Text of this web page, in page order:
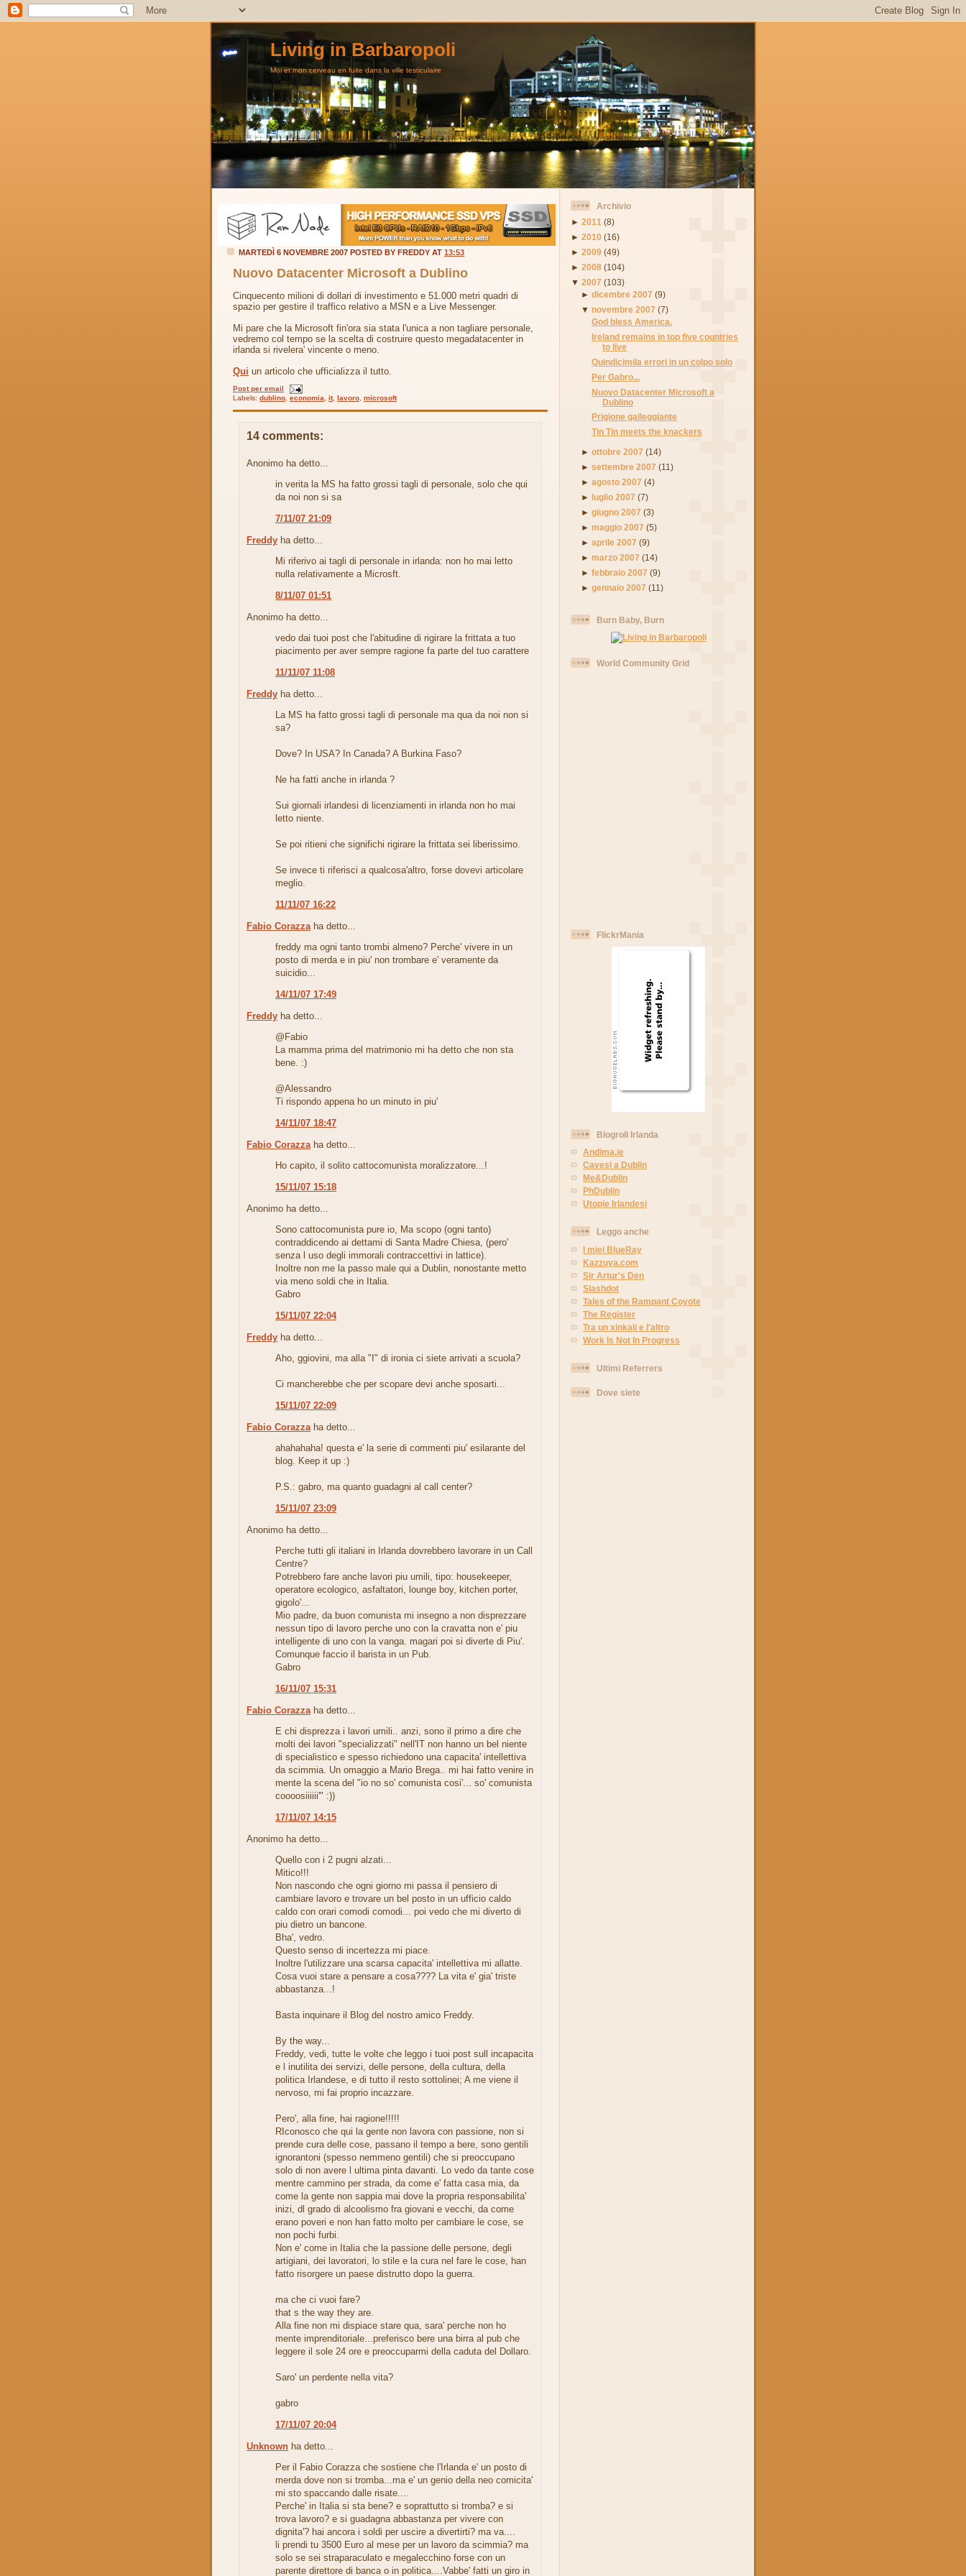
Living in Barbaropoli
Moi et mon cerveau en fuite dans la ville testiculaire
MARTEDÌ 6 NOVEMBRE 2007 POSTED BY FREDDY AT 13:53
Nuovo Datacenter Microsoft a Dublino
Cinquecento milioni di dollari di investimento e 51.000 metri quadri di
spazio per gestire il traffico relativo a MSN e a Live Messenger.
Mi pare che la Microsoft fin'ora sia stata l'unica a non tagliare personale,
vedremo col tempo se la scelta di costruire questo megadatacenter in
irlanda si rivelera' vincente o meno.
Qui un articolo che ufficializza il tutto.
Post per email
Labels: dublino economia it, lavoro microsoft
14 comments:
Anonimo ha detto...
in verita la MS ha fatto grossi tagli di personale, solo che qui
da noi non si sa
7/11/07 21:09
Freddy ha detto...
Mi riferivo ai tagli di personale in irlanda: non ho mai letto
nulla relativamente a Microsft.
8/11/07 01:51
Anonimo ha detto...
vedo dai tuoi post che l'abitudine di rigirare la frittata a tuo
piacimento per aver sempre ragione fa parte del tuo carattere
11/11/07 11:08
Freddy ha detto...
La MS ha fatto grossi tagli di personale ma qua da noi non si
sa?
Dove? In USA? In Canada? A Burkina Faso?
Ne ha fatti anche in irlanda ?
Sui giornali irlandesi di licenziamenti in irlanda non ho mai
letto niente.
Se poi ritieni che significhi rigirare la frittata sei liberissimo.
Se invece ti riferisci a qualcosa'altro, forse dovevi articolare
meglio.
11/11/07 16:22
Fabio Corazza ha detto...
freddy ma ogni tanto trombi almeno? Perche' vivere in un
posto di merda e in piu' non trombare e' veramente da
suicidio...
14/11/07 17:49
Freddy ha detto...
@Fabio
La mamma prima del matrimonio mi ha detto che non sta
bene. :)
@Alessandro
Ti rispondo appena ho un minuto in piu'
14/11/07 18:47
Fabio Corazza ha detto...
Ho capito, il solito cattocomunista moralizzatore...!
15/11/07 15:18
Anonimo ha detto...
Sono cattocomunista pure io, Ma scopo (ogni tanto)
contraddicendo ai dettami di Santa Madre Chiesa, (pero'
senza l uso degli immorali contraccettivi in lattice).
Inoltre non me la passo male qui a Dublin, nonostante metto
via meno soldi che in Italia.
Gabro
15/11/07 22:04
Freddy ha detto...
Aho, ggiovini, ma alla "I" di ironia ci siete arrivati a scuola?
Ci mancherebbe che per scopare devi anche sposarti...
15/11/07 22:09
Fabio Corazza ha detto...
ahahahaha! questa e' la serie di commenti piu' esilarante del
blog. Keep it up :)
P.S.: gabro, ma quanto guadagni al call center?
15/11/07 23:09
Anonimo ha detto...
Perche tutti gli italiani in Irlanda dovrebbero lavorare in un Call
Centre?
Potrebbero fare anche lavori piu umili, tipo: housekeeper,
operatore ecologico, asfaltatori, lounge boy, kitchen porter,
gigolo'...
Mio padre, da buon comunista mi insegno a non disprezzare
nessun tipo di lavoro perche uno con la cravatta non e' piu
intelligente di uno con la vanga. magari poi si diverte di Piu'.
Comunque faccio il barista in un Pub.
Gabro
16/11/07 15:31
Fabio Corazza ha detto...
E chi disprezza i lavori umili.. anzi, sono il primo a dire che
molti dei lavori "specializzati" nell'IT non hanno un bel niente
di specialistico e spesso richiedono una capacita' intellettiva
da scimmia. Un omaggio a Mario Brega.. mi hai fatto venire in
mente la scena del "io no so' comunista cosi'... so' comunista
coooosiiiiii'" :))
17/11/07 14:15
Anonimo ha detto...
Quello con i 2 pugni alzati...
Mitico!!!
Non nascondo che ogni giorno mi passa il pensiero di
cambiare lavoro e trovare un bel posto in un ufficio caldo
caldo con orari comodi comodi... poi vedo che mi diverto di
piu dietro un bancone.
Bha', vedro.
Questo senso di incertezza mi piace.
Inoltre l'utilizzare una scarsa capacita' intellettiva mi allatte.
Cosa vuoi stare a pensare a cosa???? La vita e' gia' triste
abbastanza...!
Basta inquinare il Blog del nostro amico Freddy.
By the way...
Freddy, vedi, tutte le volte che leggo i tuoi post sull incapacita
e l inutilita dei servizi, delle persone, della cultura, della
politica Irlandese, e di tutto il resto sottolinei; A me viene il
nervoso, mi fai proprio incazzare.
Pero', alla fine, hai ragione!!!!!
RIconosco che qui la gente non lavora con passione, non si
prende cura delle cose, passano il tempo a bere, sono gentili
ignorantoni (spesso nemmeno gentili) che si preoccupano
solo di non avere l ultima pinta davanti. Lo vedo da tante cose
mentre cammino per strada, da come e' fatta casa mia, da
come la gente non sappia mai dove la propria responsabilita'
inizi, dl grado di alcoolismo fra giovani e vecchi, da come
erano poveri e non han fatto molto per cambiare le cose, se
non pochi furbi.
Non e' come in Italia che la passione delle persone, degli
artigiani, dei lavoratori, lo stile e la cura nel fare le cose, han
fatto risorgere un paese distrutto dopo la guerra.
ma che ci vuoi fare?
that s the way they are.
Alla fine non mi dispiace stare qua, sara' perche non ho
mente imprenditoriale...preferisco bere una birra al pub che
leggere il sole 24 ore e preoccuparmi della caduta del Dollaro.
Saro' un perdente nella vita?
gabro
17/11/07 20:04
Unknown ha detto...
Per il Fabio Corazza che sostiene che l'Irlanda e' un posto di
merda dove non si tromba...ma e' un genio della neo comicita'
mi sto spaccando dalle risate....
Perche' in Italia si sta bene? e soprattutto si tromba? e si
trova lavoro? e si guadagna abbastanza per vivere con
dignita'? hai ancora i soldi per uscire a divertirti? ma va....
li prendi tu 3500 Euro al mese per un lavoro da scimmia? ma
solo se sei straparaculato e megalecchino forse con un
parente direttore di banca o in politica....Vabbe' fatti un giro in
Archivio
► 2011 (8)
► 2010 (16)
► 2009 (49)
► 2008 (104)
▼ 2007 (103)
►dicembre 2007 (9)
▼novembre 2007 (7)
God bless America.
Ireland remains in top five countries
to live
Quindicimila errori in un colpo solo
Per Gabro...
Nuovo Datacenter Microsoft a
Dublino
Prigione galleggiante
Tin Tin meets the knackers
►ottobre 2007 (14)
►settembre 2007 (11)
►agosto 2007 (4)
► luglio 2007 (7)
►giugno 2007 (3)
►maggio 2007 (5)
►aprile 2007 (9)
►marzo 2007 (14)
►febbraio 2007 (9)
►gennaio 2007 (11)
Burn Baby, Burn
World Community Grid
FlickrMania
Blogroll Irlanda
Andima.ie
Cavesi a Dublin
Me&Dublin
PhDublin
Utopie Irlandesi
Leggo anche
I miei BlueRay
Kazzuya.com
Sir Artur's Den
Slashdot
Tales of the Rampant Coyote
The Register
Tra un xinkali e l'altro
Work Is Not In Progress
Ultimi Referrers
Dove siete